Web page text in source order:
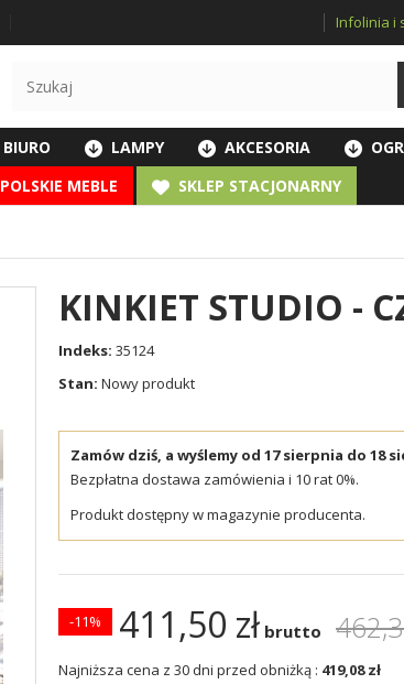
Infolinia i
BIURO LAMPY AKCESORIA
POLSKIE MEBLE
SKLEP STACJONARNY
KINKIET STUDIO -
Indeks: 35124
Stan: Nowy produkt
Zamów dziś, a wyślemy od 17 sierpnia do 18
Bezpłatna dostawa zamówienia i 10 rat 0%.
Produkt dostępny w magazynie producenta.
411,50 zł brutto
-11%
Najniższa cena z 30 dni przed obniżką : 419,08 zł